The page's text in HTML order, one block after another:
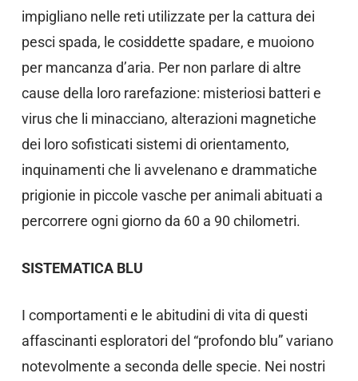
impigliano nelle reti utilizzate per la cattura dei
pesci spada, le cosiddette spadare, e muoiono
per mancanza d’aria. Per non parlare di altre
cause della loro rarefazione: misteriosi batteri e
virus che li minacciano, alterazioni magnetiche
dei loro sofisticati sistemi di orientamento,
inquinamenti che li avvelenano e drammatiche
prigionie in piccole vasche per animali abituati a
percorrere ogni giorno da 60 a 90 chilometri.
SISTEMATICA BLU
I comportamenti e le abitudini di vita di questi
affascinanti esploratori del “profondo blu” variano
notevolmente a seconda delle specie. Nei nostri